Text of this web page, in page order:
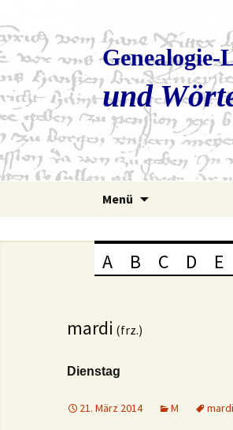
Genealogie-
und
Menü
A B C D E
mardi (frz.)
Dienstag
21. März 2014 M mardi